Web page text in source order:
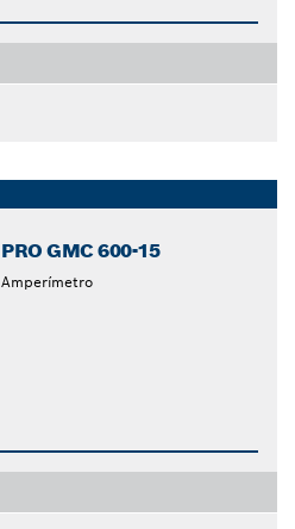
PRO GMC 600-15
Amperímetro